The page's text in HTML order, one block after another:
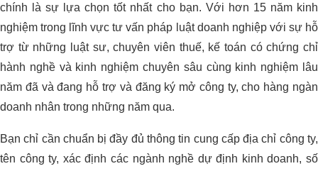
chính là sự lựa chọn tốt nhất cho bạn. Với hơn 15 năm kinh
nghiệm trong lĩnh vực tư vấn pháp luật doanh nghiệp với sự hỗ
trợ từ những luật sư, chuyên viên thuế, kế toán có chứng chỉ
hành nghề và kinh nghiệm chuyên sâu cùng kinh nghiệm lâu
năm đã và đang hỗ trợ và đăng ký mở công ty, cho hàng ngàn
doanh nhân trong những năm qua.
Bạn chỉ cần chuẩn bị đầy đủ thông tin cung cấp địa chỉ công ty,
tên công ty, xác định các ngành nghề dự định kinh doanh, số